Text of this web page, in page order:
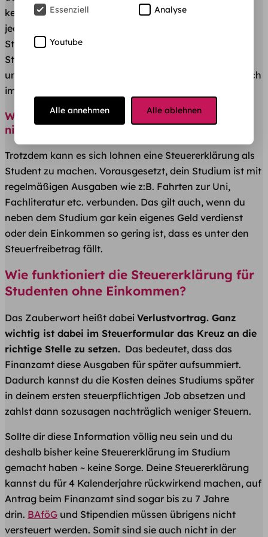
keine
einkommensteuerpflichtigen Nebeneinkünfte
jedoch Ausgaben im Zusammenhang mit deinem
Studium. Und du hast keinen Schimmer vom
Steuerrecht? Dann bist du hier genau richtig. Mit
unseren vielen praktischen
machen wir dich
im Handumdrehen zum Steuerprofi!
Wer keine Steuern gezahlt hat, kann auch
nichts zurückbekommen.
Trotzdem kann es sich lohnen eine Steuererklärung als
Student zu machen. Vorausgesetzt, dein Studium ist mit
regelmäßigen Ausgaben wie z:B. Fahrten zur Uni,
Fachliteratur etc. verbunden. Das gilt auch, wenn du
neben dem Studium gar kein eigenes Geld verdienst
oder dein Einkommen so gering ist, dass es unter den
Steuerfreibetrag fällt.
Wie funktioniert die Steuererklärung für
Studenten ohne Einkommen?
Das Zauberwort heißt dabei Verlustvortrag. Ganz
wichtig ist dabei im Steuerformular das Kreuz an die
richtige Stelle zu setzen. Das bedeutet, dass das
Finanzamt diese Ausgaben für später aufsummiert.
Dadurch kannst du die Kosten deines Studiums später
in deinem ersten steuerpflichtigen Job absetzen und
zahlst dann sozusagen nachträglich weniger Steuern.
Sollte dir diese Information völlig neu sein und du
deshalb bisher keine Steuererklärung im Studium
gemacht haben ~ keine Sorge. Deine Steuererklärung
kannst du für 4 Kalenderjahre rückwirkend machen, auf
Antrag beim Finanzamt sind sogar bis zu 7 Jahre
drin. BAföG und Stipendien müssen übrigens nicht
versteuert werden. Somit sind sie auch nicht in der
Essenziell Analyse
Youtube
Alle annehmen Alle ablehnen